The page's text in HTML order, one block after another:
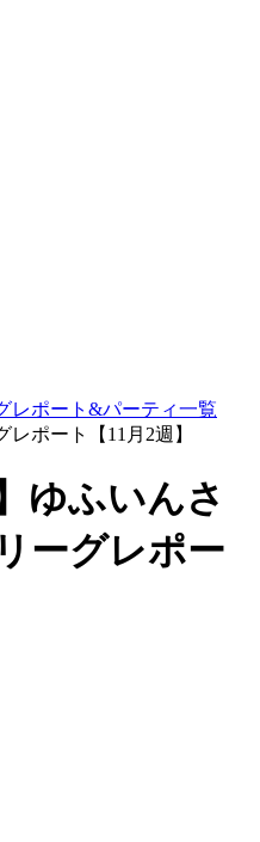
レポート&パーティ一覧
ポート【11月2週】
ゆふいんさ
ーグレポー